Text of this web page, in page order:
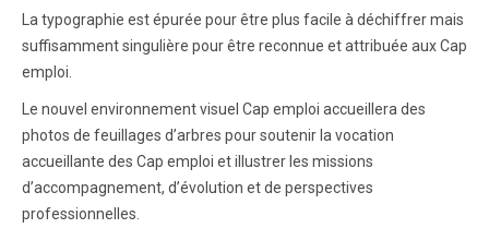
La typographie est épurée pour être plus facile à déchiffrer mais
suffisamment singulière pour être reconnue et attribuée aux Cap
emploi.
Le nouvel environnement visuel Cap emploi accueillera des
photos de feuillages d’arbres pour soutenir la vocation
accueillante des Cap emploi et illustrer les missions
d’accompagnement, d’évolution et de perspectives
professionnelles.